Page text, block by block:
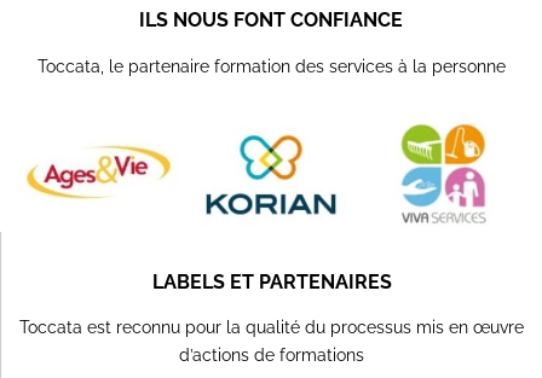
ILS NOUS FONT CONFIANCE
Toccata, le partenaire formation des services à la personne
LABELS ET PARTENAIRES
Toccata est reconnu pour la qualité du processus mis en œuvre
d’actions de formations